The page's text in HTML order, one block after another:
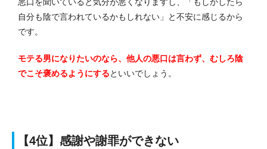
自分も陰で言われているかもしれない」と不安に感じるから
です。
モテる男になりたいのなら、他人の悪口は言わず、むしろ陰
でこそ褒めるようにするといいでしょう。
【4位】感謝や謝罪ができない